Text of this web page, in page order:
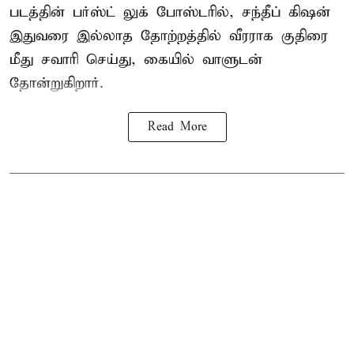
படத்தின் பர்ஸ்ட் லுக் போஸ்டரில், சந்தீப் கிஷன்
இதுவரை இல்லாத தோற்றத்தில் வீரராக குதிரை
மீது சவாரி செய்து, கையில் வாளுடன்
தோன்றுகிறார்.
Read More